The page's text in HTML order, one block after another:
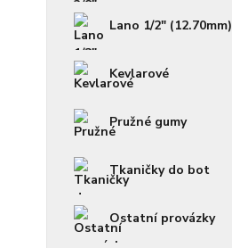
Lano 1/2" (12.70mm)
Kevlarové
Pružné gumy
Tkaničky do bot
Ostatní provázky